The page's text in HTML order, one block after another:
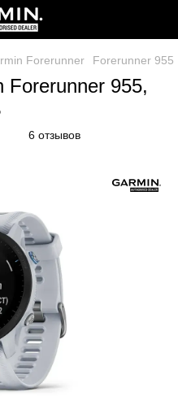
Forerunner Forerunner 955
955,
6 отзывов